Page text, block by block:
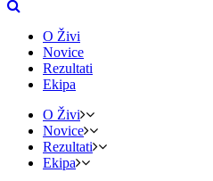
O Živi
Novice
Rezultati
Ekipa
O Živi
Novice
Rezultati
Ekipa